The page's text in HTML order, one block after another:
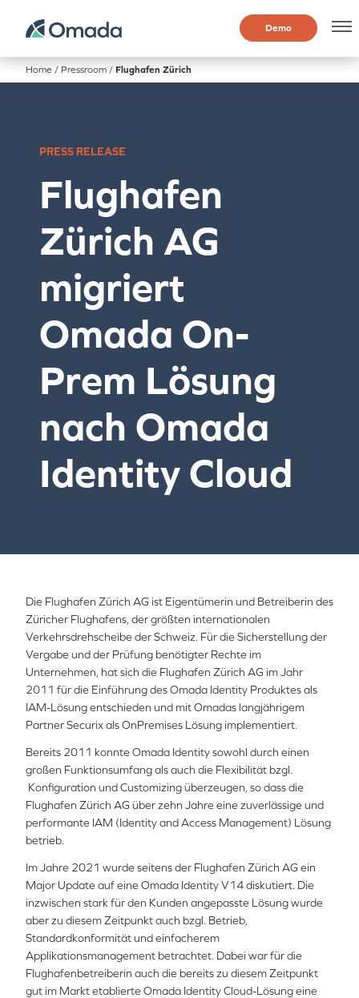
Demo
Home / Pressroom / Flughafen Zürich
PRESS RELEASE
Flughafen
Zürich AG
migriert
Omada On-
Prem Lösung
nach Omada
Identity Cloud
Die Flughafen Zürich AG ist Eigentümerin und Betreiberin des
Züricher Flughafens, der größten internationalen
Verkehrsdrehscheibe der Schweiz. Für die Sicherstellung der
Vergabe und der Prüfung benötigter Rechte im
Unternehmen, hat sich die Flughafen Zürich AG im Jahr
2011 für die Einführung des Omada Identity Produktes als
IAM-Lösung entschieden und mit Omadas langjährigem
Partner Securix als OnPremises Lösung implementiert.
Bereits 2011 konnte Omada Identity sowohl durch einen
großen Funktionsumfang als auch die Flexibilität bzgl.
Konfiguration und Customizing überzeugen, so dass die
Flughafen Zürich AG über zehn Jahre eine zuverlässige und
performante IAM (Identity and Access Management) Lösung
betrieb.
Im Jahre 2021 wurde seitens der Flughafen Zürich AG ein
Major Update auf eine Omada Identity V14 diskutiert. Die
inzwischen stark für den Kunden angepasste Lösung wurde
aber zu diesem Zeitpunkt auch bzgl. Betrieb,
Standardkonformität und einfacherem
Applikationsmanagement betrachtet. Dabei war für die
Flughafenbetreiberin auch die bereits zu diesem Zeitpunkt
gut im Markt etablierte Omada Identity Cloud-Lösung eine